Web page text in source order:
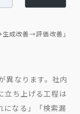
成改善→評価改善」
異なります。社内
立ち上げる工程は
になる」「検索漏